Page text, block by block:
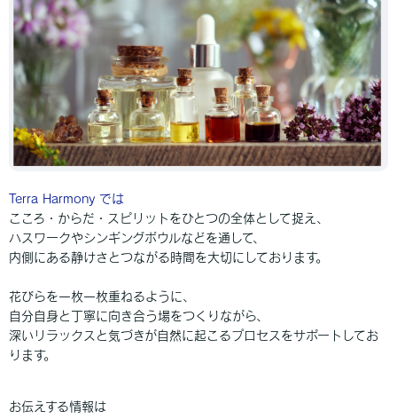
Terra Harmony では
こころ・からだ・スピリットをひとつの全体として捉え、
ハスワークやシンギングボウルなどを通して、
内側にある静けさとつながる時間を大切にしております。
花びらを一枚一枚重ねるように、
自分自身と丁寧に向き合う場をつくりながら、
深いリラックスと気づきが自然に起こるプロセスをサポートしてお
ります。
お伝えする情報は